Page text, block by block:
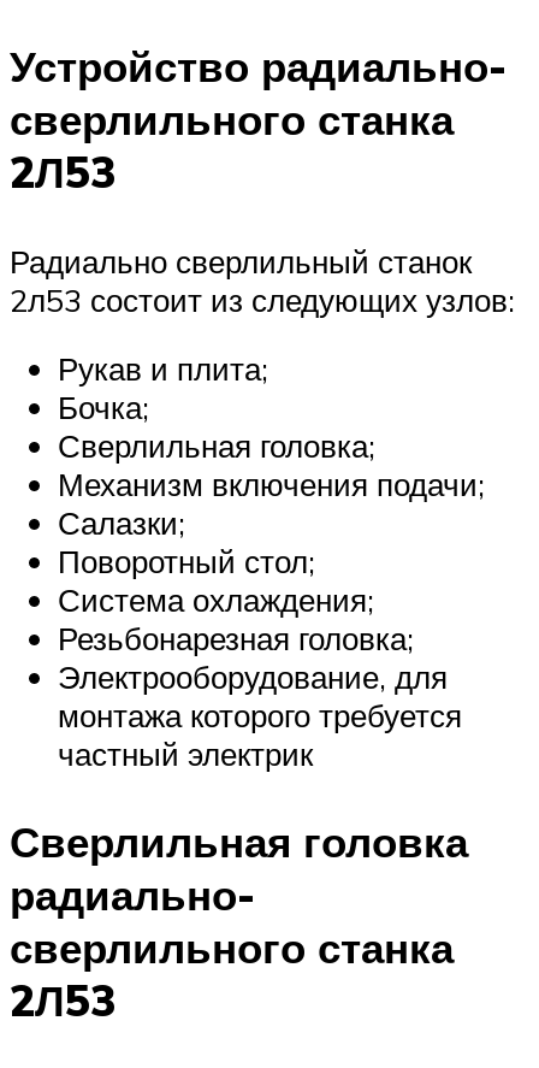
Устройство радиально-
сверлильного станка
2Л53
Радиально сверлильный станок
2л53 состоит из следующих узлов:
Рукав и плита;
Бочка;
Сверлильная головка;
Механизм включения подачи;
Салазки;
Поворотный стол;
Система охлаждения;
Резьбонарезная головка;
Электрооборудование, для
монтажа которого требуется
частный электрик
Сверлильная головка
радиально-
сверлильного станка
2Л53